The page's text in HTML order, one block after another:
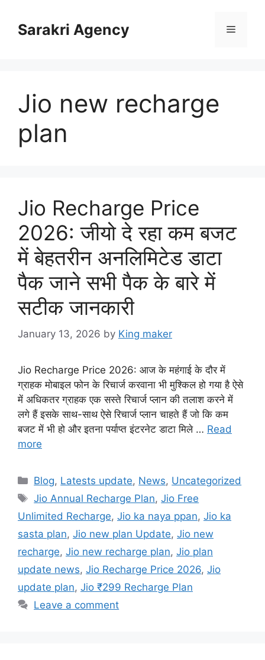
contentSarakri Agency Menu
Jio new recharge
plan
Jio Recharge Price
2026: जीयो दे रहा कम बजट
में बेहतरीन अनलिमिटेड डाटा
पैक जाने सभी पैक के बारे में
सटीक जानकारी
January 13, 2026 by King maker
Jio Recharge Price 2026: आज के महंगाई के दौर में
ग्राहक मोबाइल फोन के रिचार्ज करवाना भी मुश्किल हो गया है ऐसे
में अधिकतर ग्राहक एक सस्ते रिचार्ज प्लान की तलाश करने में
लगे हैं इसके साथ-साथ ऐसे रिचार्ज प्लान चाहते हैं जो कि कम
बजट में भी हो और इतना पर्याप्त इंटरनेट डाटा मिले … Read
more
Categories
Blog, Latests update, News, Uncategorized
Tags
Jio Annual Recharge Plan,Jio Free
Unlimited Recharge, Jio ka naya ppan, Jio ka
sasta plan, Jio new plan Update, Jio new
recharge, Jio new recharge plan, Jio plan
update news, Jio Recharge Price 2026, Jio
update plan, Jio ₹299 Recharge Plan
Leave a comment